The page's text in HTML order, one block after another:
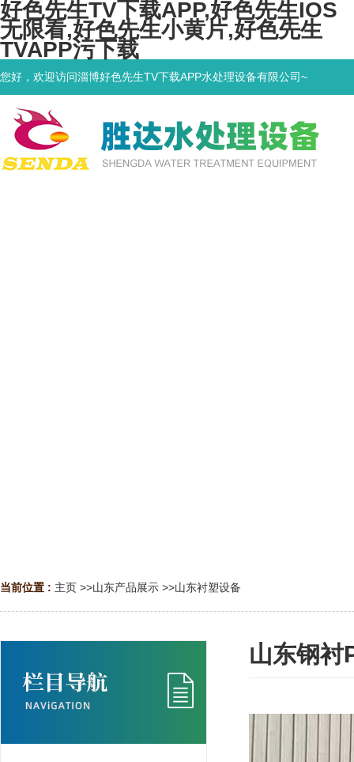
好色先生TV下载APP,好色先生IOS
无限看,好色先生小黄片,好色先生
TVAPP污下载
您好，欢迎访问淄博好色先生TV下载APP水处理设备有限公司~
当前位置 : 主页 >>山东产品展示 >>山东衬塑设备
山东钢衬